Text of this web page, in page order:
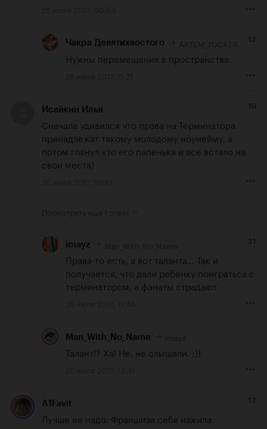
Чакра Девятихвостого 12
Нужны перемещения в пространстве.
Исайкин Илья 19
Сначала удивился что права на Терминатора
принадлежат такому молодому ноунейму, а
потом глянул кто его папенька и все встало на
свои места)
imayz 21
Права-то есть, а вот таланта... Так и
получается, что дали ребенку поиграться с
терминатором, а фанаты страдают.
Man_With_No_Name
Талант!? Ха! Не, не слышали. :))
A1Favit 12
Лучше не надо. Франшиза себя изжила.